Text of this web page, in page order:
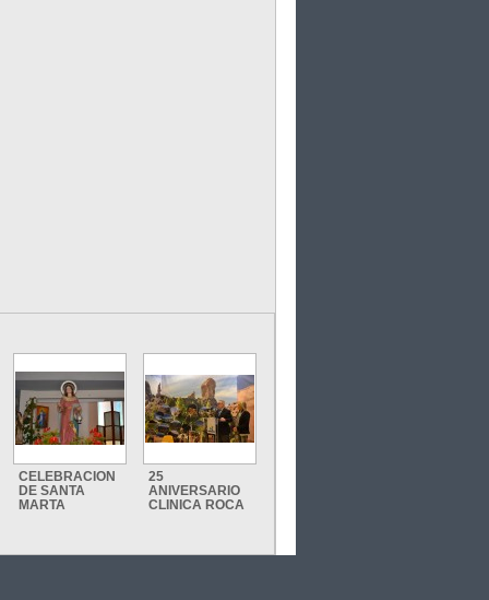
CELEBRACION
DE SANTA
MARTA
25
ANIVERSARIO
CLINICA ROCA